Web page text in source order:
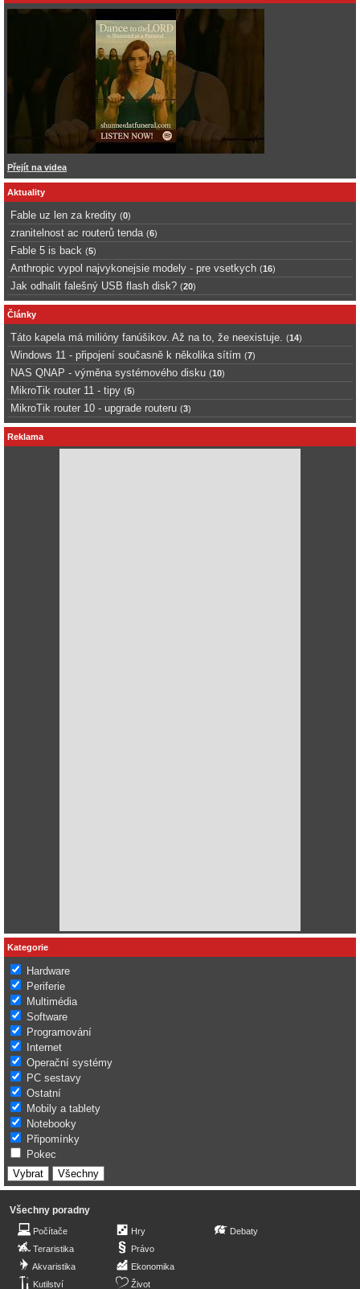
Přejít na videa
Aktuality
Fable uz len za kredity (0)
zranitelnost ac routerů tenda (6)
Fable 5 is back (5)
Anthropic vypol najvykonejsie modely - pre vsetkych (16)
Jak odhalit falešný USB flash disk? (20)
Články
Táto kapela má milióny fanúšikov. Až na to, že neexistuje. (14)
Windows 11 - připojení současně k několika sítím (7)
NAS QNAP - výměna systémového disku (10)
MikroTik router 11 - tipy (5)
MikroTik router 10 - upgrade routeru (3)
Reklama
Kategorie
Hardware
Periferie
Multimédia
Software
Programování
Internet
Operační systémy
PC sestavy
Ostatní
Mobily a tablety
Notebooky
Připomínky
Pokec
Všechny poradny
Počítače
Teraristika
Akvaristika
Kutilství
Hry
Právo
Ekonomika
Život
Debaty